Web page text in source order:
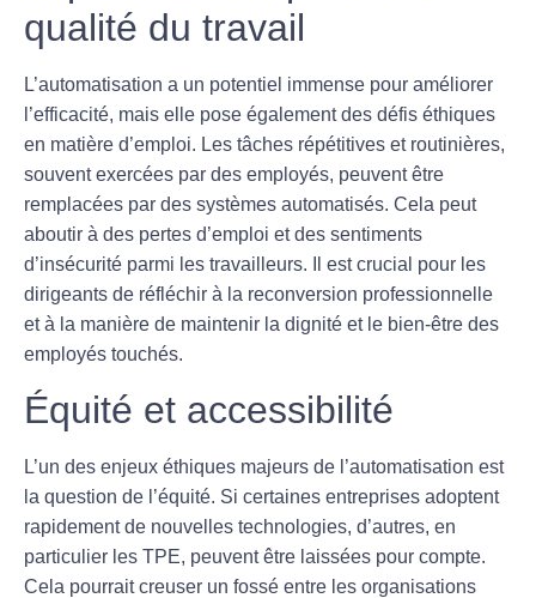
qualité du travail
L’automatisation a un potentiel immense pour améliorer
l’efficacité, mais elle pose également des défis éthiques
en matière d’emploi. Les tâches répétitives et routinières,
souvent exercées par des employés, peuvent être
remplacées par des systèmes automatisés. Cela peut
aboutir à des pertes d’emploi et des sentiments
d’insécurité parmi les travailleurs. Il est crucial pour les
dirigeants de réfléchir à la reconversion professionnelle
et à la manière de maintenir la dignité et le bien-être des
employés touchés.
Équité et accessibilité
L’un des enjeux éthiques majeurs de l’automatisation est
la question de l’équité. Si certaines entreprises adoptent
rapidement de nouvelles technologies, d’autres, en
particulier les TPE, peuvent être laissées pour compte.
Cela pourrait creuser un fossé entre les organisations